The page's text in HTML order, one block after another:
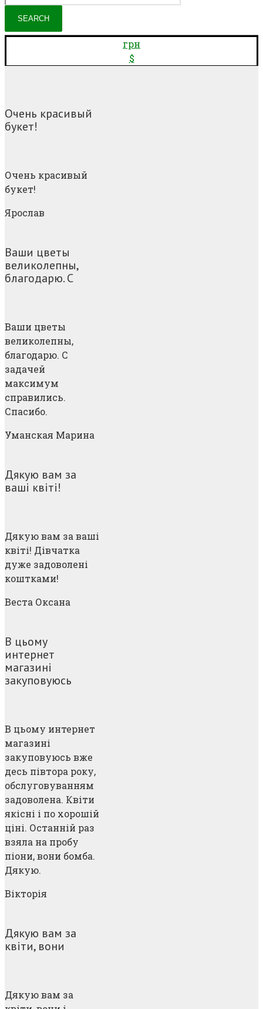
грн
$
Очень красивый
букет!
Очень красивый
букет!
Ярослав
Ваши цветы
великолепны,
благодарю. С
Ваши цветы
великолепны,
благодарю. С
задачей
максимум
справились.
Спасибо.
Уманская Марина
Дякую вам за
ваші квіті!
Дякую вам за ваші
квіті! Дівчатка
дуже задоволені
коштками!
Веста Оксана
В цьому
интернет
магазині
закуповуюсь
В цьому интернет
магазині
закуповуюсь вже
десь півтора року,
обслуговуванням
задоволена. Квіти
якісні і по хорошій
ціні. Останній раз
взяла на пробу
піони, вони бомба.
Дякую.
Вікторія
Дякую вам за
квіти, вони
Дякую вам за